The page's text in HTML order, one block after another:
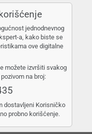
jednodnevnog
a, kako biste se
ove digitalne
možete izvršiti svakog
na broj:
dostavljeni Korisničko
probno korišćenje.